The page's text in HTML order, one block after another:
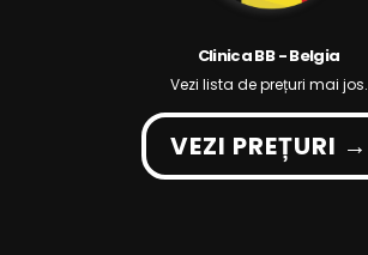
Clinica BB - Belgia
Vezi lista de prețuri mai jos.
VEZI PREȚURI →